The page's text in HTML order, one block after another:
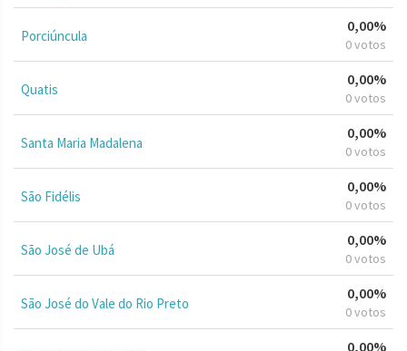
Porciúncula
0,00%
0 votos
Quatis
0,00%
0 votos
Santa Maria Madalena
0,00%
0 votos
São Fidélis
0,00%
0 votos
São José de Ubá
0,00%
0 votos
São José do Vale do Rio Preto
0,00%
0 votos
0,00%